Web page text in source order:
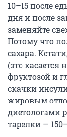
10–15 после
дня и после
заменяйте
Потому что
сахара.
(это касается
фруктозой и
скачки
жировым
диетологами
тарелки —